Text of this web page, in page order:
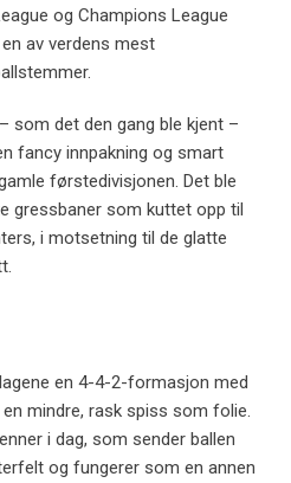
og Champions League
av verdens mest
som det den gang ble kjent –
fancy innpakning og smart
førstedivisjonen. Det ble
gressbaner som kuttet opp til
i motsetning til de glatte
en 4-4-2-formasjon med
mindre, rask spiss som folie.
i dag, som sender ballen
og fungerer som en annen